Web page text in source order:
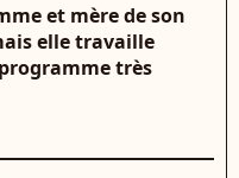
et mère de son
elle travaille
très